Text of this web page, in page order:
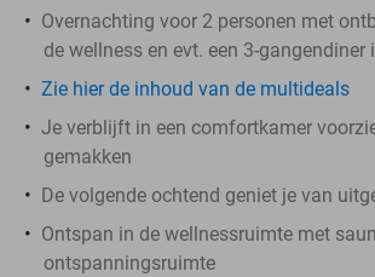
Overnachting voor 2 personen met
de wellness en evt. een 3-gangendiner
Zie hier de inhoud van de multideals
Je verblijft in een comfortkamer
gemakken
De volgende ochtend geniet je van
Ontspan in de wellnessruimte met
ontspanningsruimte